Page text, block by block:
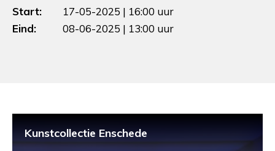
Start:
17-05-2025 | 16:00 uur
Eind:
08-06-2025 | 13:00 uur
Kunstcollectie Enschede